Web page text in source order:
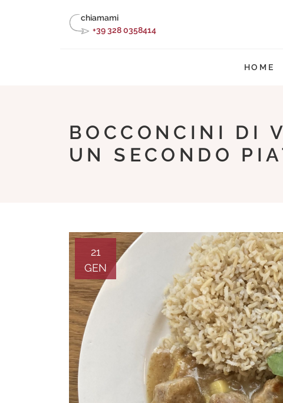
chiamami
+39 328 0358414
HOME
BOCCONCINI DI
UN SECONDO
21
GEN